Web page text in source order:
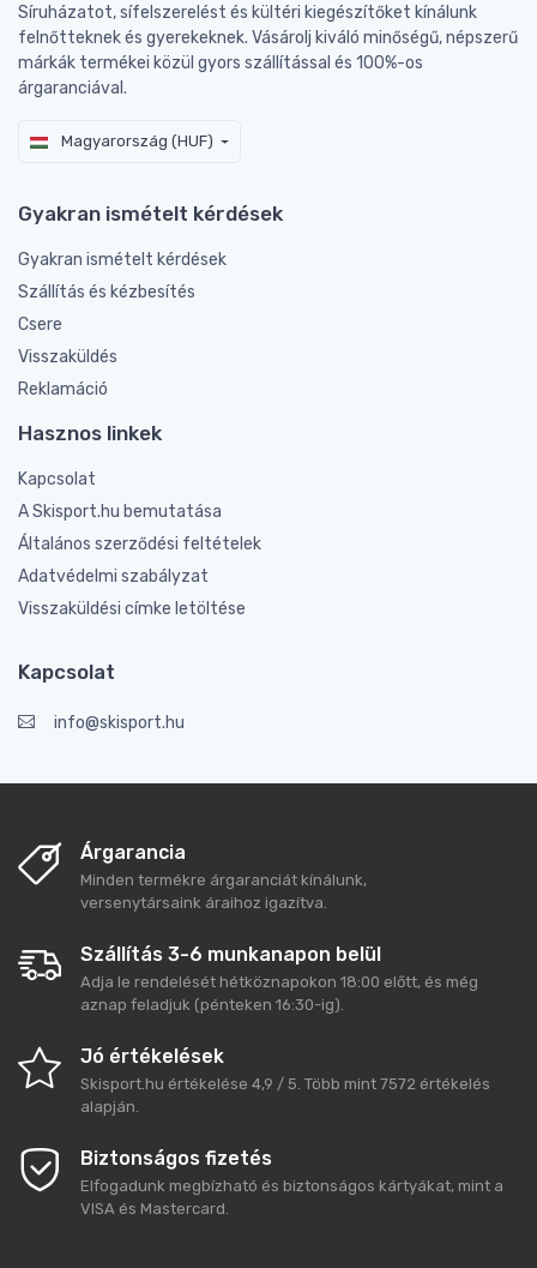
Síruházatot, sífelszerelést és kültéri kiegészítőket kínálunk
felnőtteknek és gyerekeknek. Vásárolj kiváló minőségű, népszerű
márkák termékei közül gyors szállítással és 100%-os
árgaranciával.
Magyarország (HUF)
Gyakran ismételt kérdések
Gyakran ismételt kérdések
Szállítás és kézbesítés
Csere
Visszaküldés
Reklamáció
Hasznos linkek
Kapcsolat
A Skisport.hu bemutatása
Általános szerződési feltételek
Adatvédelmi szabályzat
Visszaküldési címke letöltése
Kapcsolat
info@skisport.hu
Árgarancia
Minden termékre árgaranciát kínálunk,
versenytársaink áraihoz igazítva.
Szállítás 3-6 munkanapon belül
Adja le rendelését hétköznapokon 18:00 előtt, és még
aznap feladjuk (pénteken 16:30-ig).
Jó értékelések
Skisport.hu értékelése 4,9 / 5. Több mint 7572 értékelés
alapján.
Biztonságos fizetés
Elfogadunk megbízható és biztonságos kártyákat, mint a
VISA és Mastercard.